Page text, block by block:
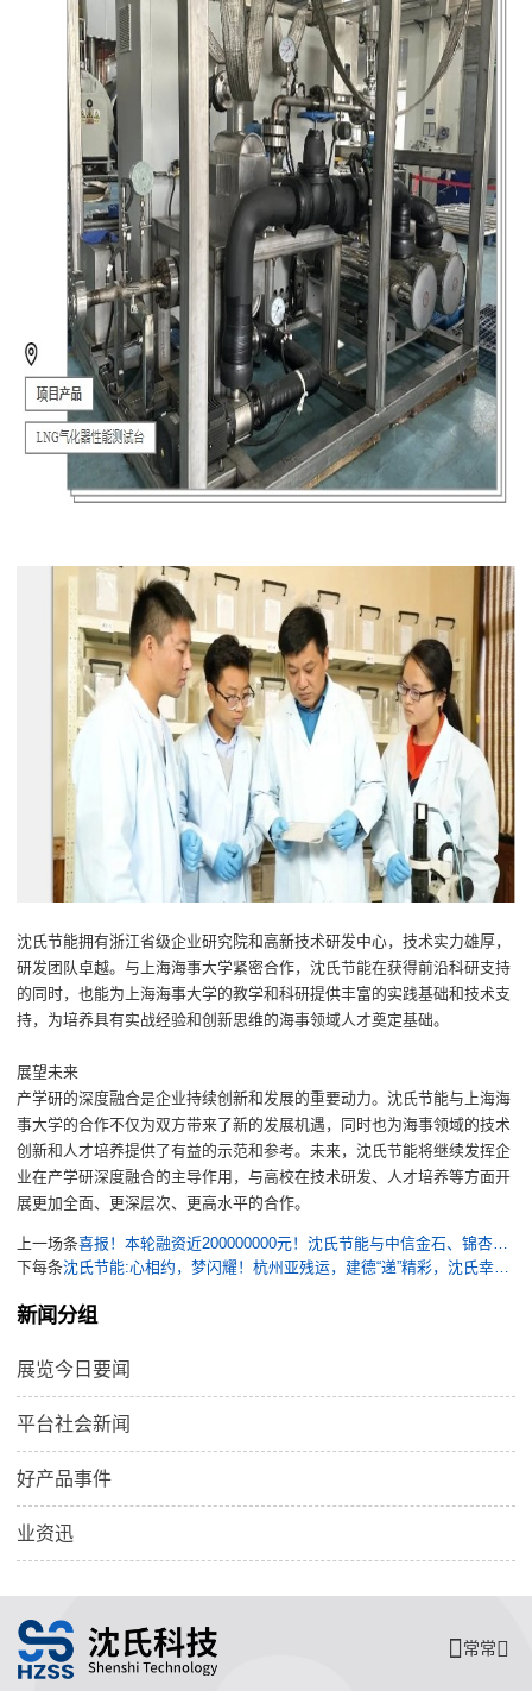
沈氏节能拥有浙江省级企业研究院和高新技术研发中心，技术实力雄厚，
研发团队卓越。与上海海事大学紧密合作，沈氏节能在获得前沿科研支持
的同时，也能为上海海事大学的教学和科研提供丰富的实践基础和技术支
持，为培养具有实战经验和创新思维的海事领域人才奠定基础。
展望未来
产学研的深度融合是企业持续创新和发展的重要动力。沈氏节能与上海海
事大学的合作不仅为双方带来了新的发展机遇，同时也为海事领域的技术
创新和人才培养提供了有益的示范和参考。未来，沈氏节能将继续发挥企
业在产学研深度融合的主导作用 ，与高校在技术研发、人才培养等方面开
展更加全面、更深层次、更高水平的合作。
上一场条
下每条
新闻分组
展览今日要闻
平台社会新闻
好产品事件
业资迅
常常